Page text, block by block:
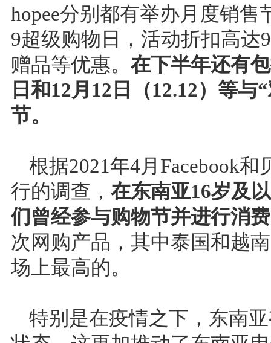
hopee分别都有举办月度销售
9超级购物日，活动折扣高达
赠品等优惠。 在下半年还有
日和12月12日（12.12）等
节。
根据2021年4月Facebook
行的调查， 在东南亚16岁及
们曾经参与购物节并进行消
次网购产品，其中泰国和越
场上最高的。
特别是在疫情之下，东南